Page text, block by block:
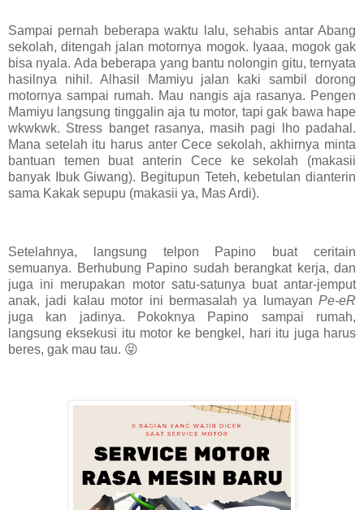
Sampai pernah beberapa waktu lalu, sehabis antar Abang
sekolah, ditengah jalan motornya mogok. Iyaaa, mogok gak
bisa nyala. Ada beberapa yang bantu nolongin gitu, ternyata
hasilnya nihil. Alhasil Mamiyu jalan kaki sambil dorong
motornya sampai rumah. Mau nangis aja rasanya. Pengen
Mamiyu langsung tinggalin aja tu motor, tapi gak bawa hape
wkwkwk. Stress banget rasanya, masih pagi lho padahal.
Mana setelah itu harus anter Cece sekolah, akhirnya minta
bantuan temen buat anterin Cece ke sekolah (makasii
banyak Ibuk Giwang). Begitupun Teteh, kebetulan dianterin
sama Kakak sepupu (makasii ya, Mas Ardi).
Setelahnya, langsung telpon Papino buat ceritain
semuanya. Berhubung Papino sudah berangkat kerja, dan
juga ini merupakan motor satu-satunya buat antar-jemput
anak, jadi kalau motor ini bermasalah ya lumayan Pe-eR
juga kan jadinya. Pokoknya Papino sampai rumah,
langsung eksekusi itu motor ke bengkel, hari itu juga harus
beres, gak mau tau. 😝